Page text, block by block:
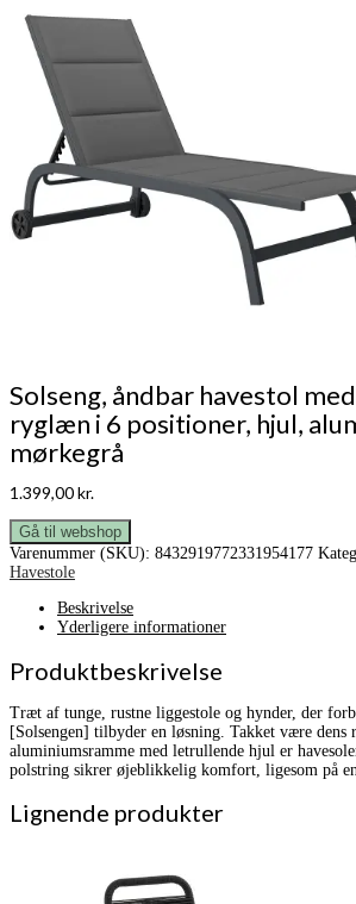
Solseng, åndbar havestol
ryglæn i 6 positioner, hjul,
mørkegrå
1.399,00kr.
Gå til webshop
Varenummer (SKU): 8432919772331954177
Havestole
Beskrivelse
Yderligere informationer
Produktbeskrivelse
Træt af tunge, rustne liggestole og hynder, der
[Solsengen] tilbyder en løsning. Takket være dens
aluminiumsramme med letrullende hjul er
polstring sikrer øjeblikkelig komfort, ligesom på en
Lignende produkter